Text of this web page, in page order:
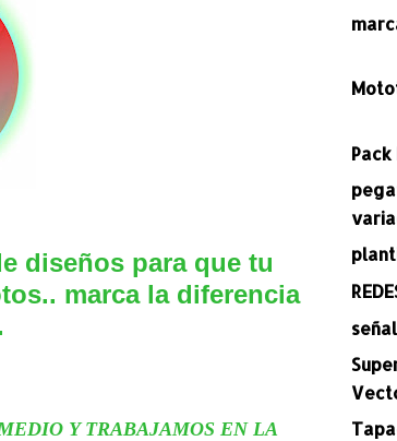
diseños para que tu
marca la diferencia
Y TRABAJAMOS EN LA